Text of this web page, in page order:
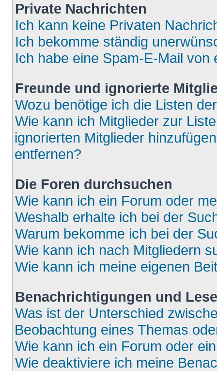
Private Nachrichten
Ich kann keine Privaten
Ich bekomme ständig
Ich habe eine Spam-E-Mail
Freunde und ignorierte
Wozu benötige ich die Listen
Wie kann ich Mitglieder zur
ignorierten Mitglieder
entfernen?
Die Foren durchsuchen
Wie kann ich ein Forum oder
Weshalb erhalte ich bei der
Warum bekomme ich bei der
Wie kann ich nach Mitgliedern
Wie kann ich meine eigenen
Benachrichtigungen und
Was ist der Unterschied
Beobachtung eines Themas
Wie kann ich ein Forum oder
Wie deaktiviere ich meine